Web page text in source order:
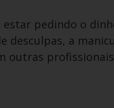
pedindo o
desculpas, a
outras